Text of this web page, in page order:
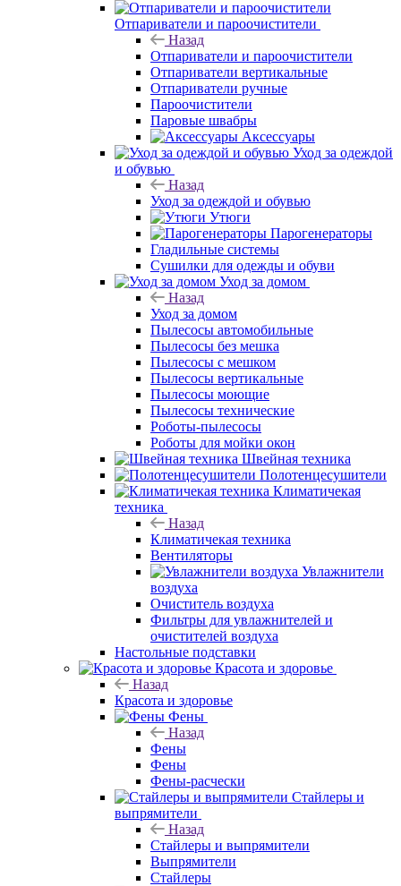
Отпариватели и пароочистители
Назад
Отпариватели и пароочистители
Отпариватели вертикальные
Отпариватели ручные
Пароочистители
Паровые швабры
Аксессуары
Уход за одеждой
и обувью
Назад
Уход за одеждой и обувью
Утюги
Парогенераторы
Гладильные системы
Сушилки для одежды и обуви
Уход за домом
Назад
Уход за домом
Пылесосы автомобильные
Пылесосы без мешка
Пылесосы с мешком
Пылесосы вертикальные
Пылесосы моющие
Пылесосы технические
Роботы-пылесосы
Роботы для мойки окон
Швейная техника
Полотенцесушители
Климатичекая
техника
Назад
Климатичекая техника
Вентиляторы
Увлажнители
воздуха
Очиститель воздуха
Фильтры для увлажнителей и
очистителей воздуха
Настольные подставки
Красота и здоровье
Назад
Красота и здоровье
Фены
Назад
Фены
Фены
Фены-расчески
Стайлеры и
выпрямители
Назад
Стайлеры и выпрямители
Выпрямители
Стайлеры